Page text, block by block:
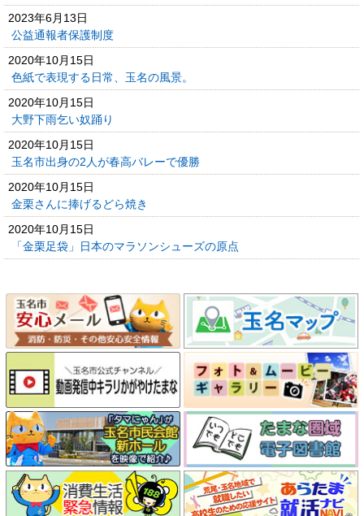
2023年6月13日
公益通報者保護制度
2020年10月15日
色紙で表現する日常、玉名の風景。
2020年10月15日
大野下雨乞い奴踊り
2020年10月15日
玉名市出身の2人が春高バレーで優勝
2020年10月15日
金栗さんに捧げるどら焼き
2020年10月15日
「金栗足袋」日本のマラソンシューズの原点